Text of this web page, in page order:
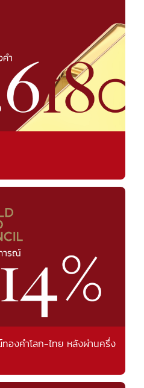
องคำโลก-ไทย หลังผ่านครึ่ง